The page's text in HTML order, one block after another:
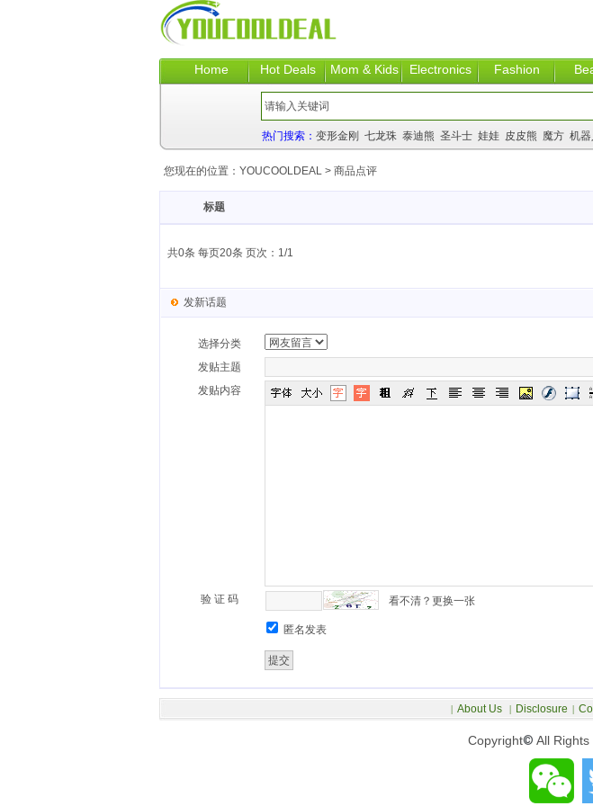
Home Hot Deals Mom & Kids Electronics Fashion
热门搜索： 变形金刚 七龙珠 泰迪熊 圣斗士 娃娃 皮皮熊 魔方 机器
您现在的位置： YOUCOOLDEAL > 商品点评
标题
共0条 每页20条 页次：1/1
发新话题
选择分类
发贴主题
发贴内容
验 证 码 看不清？更换一张
匿名发表
Copyright© All Rights
| About Us | Disclosure |